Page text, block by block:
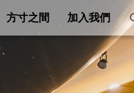
方寸之間 加入我們